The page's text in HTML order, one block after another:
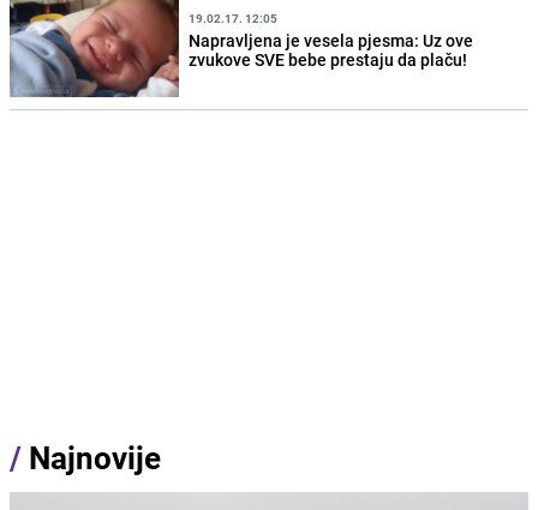
19.02.17. 12:05
Napravljena je vesela pjesma: Uz ove
zvukove SVE bebe prestaju da plaču!
/ Najnovije